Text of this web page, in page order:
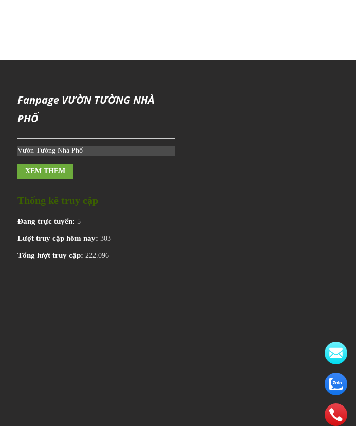
Fanpage VƯỜN TƯỜNG NHÀ
PHỐ
Vườn Tường Nhà Phố
XEM THEM
Thống kê truy cập
Đang trực tuyến:5
Lượt truy cập hôm nay:303
Tổng lượt truy cập: 222.096